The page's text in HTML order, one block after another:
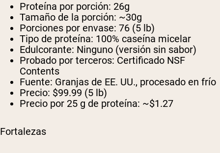
Proteína por porción: 26g
Tamaño de la porción: ~30g
Porciones por envase: 76 (5 lb)
Tipo de proteína: 100% caseína micelar
Edulcorante: Ninguno (versión sin sabor)
Probado por terceros: Certificado NSF
Contents
Fuente: Granjas de EE. UU., procesado en frío
Precio: $99.99 (5 lb)
Precio por 25 g de proteína: ~$1.27
Fortalezas